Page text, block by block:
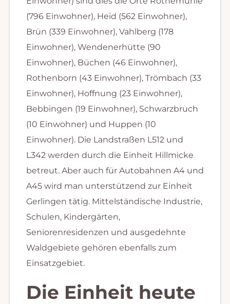
(796 Einwohner), Heid (562 Einwohner),
Brün (339 Einwohner), Vahlberg (178
Einwohner), Wendenerhütte (90
Einwohner), Büchen (46 Einwohner),
Rothenborn (43 Einwohner), Trömbach (33
Einwohner), Hoffnung (23 Einwohner),
Bebbingen (19 Einwohner), Schwarzbruch
(10 Einwohner) und Huppen (10
Einwohner). Die Landstraßen L512 und
L342 werden durch die Einheit Hillmicke
betreut. Aber auch für Autobahnen A4 und
A45 wird man unterstützend zur Einheit
Gerlingen tätig. Mittelständische Industrie,
Schulen, Kindergärten,
Seniorenresidenzen und ausgedehnte
Waldgebiete gehören ebenfalls zum
Einsatzgebiet.
Die Einheit heute